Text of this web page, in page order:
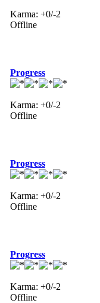
Karma: +0/-2
Offline
Progress
Karma: +0/-2
Offline
Progress
Karma: +0/-2
Offline
Progress
Karma: +0/-2
Offline